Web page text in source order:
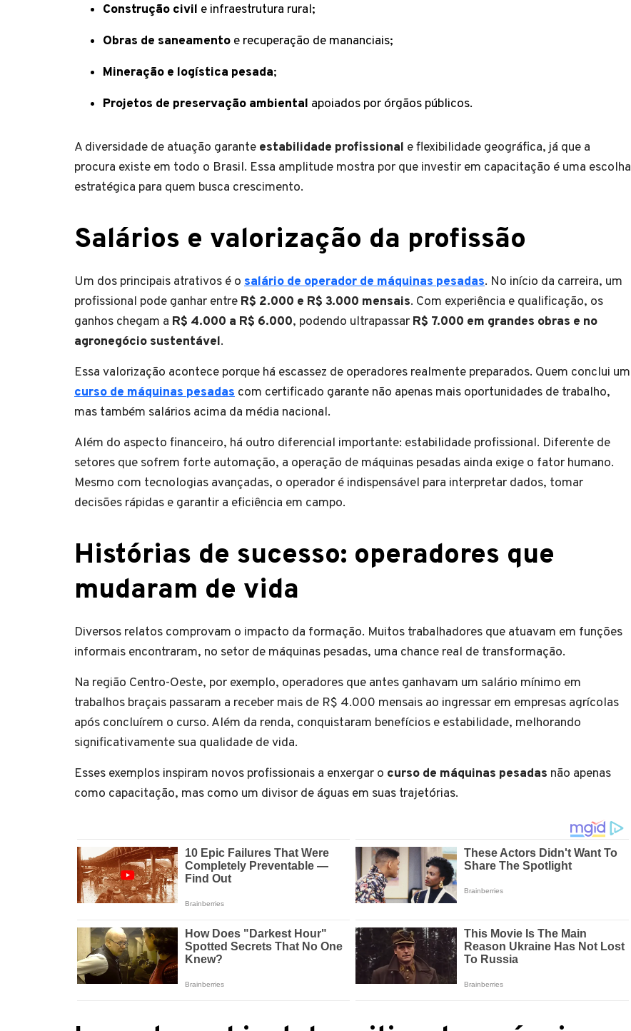
Construção civil e infraestrutura rural;
Obras de saneamento e recuperação de mananciais;
Mineração e logística pesada;
Projetos de preservação ambiental apoiados por órgãos públicos.
A diversidade de atuação garante estabilidade profissional e flexibilidade geográfica, já que a
procura existe em todo o Brasil. Essa amplitude mostra por que investir em capacitação é uma escolha
estratégica para quem busca crescimento.
Salários e valorização da profissão
Um dos principais atrativos é o salário de operador de máquinas pesadas. No início da carreira, um
profissional pode ganhar entre R$ 2.000 e R$ 3.000 mensais. Com experiência e qualificação, os
ganhos chegam a R$ 4.000 a R$ 6.000, podendo ultrapassar R$ 7.000 em grandes obras e no
agronegócio sustentável.
Essa valorização acontece porque há escassez de operadores realmente preparados. Quem conclui um
curso de máquinas pesadas com certificado garante não apenas mais oportunidades de trabalho,
mas também salários acima da média nacional.
Além do aspecto financeiro, há outro diferencial importante: estabilidade profissional. Diferente de
setores que sofrem forte automação, a operação de máquinas pesadas ainda exige o fator humano.
Mesmo com tecnologias avançadas, o operador é indispensável para interpretar dados, tomar
decisões rápidas e garantir a eficiência em campo.
Histórias de sucesso: operadores que
mudaram de vida
Diversos relatos comprovam o impacto da formação. Muitos trabalhadores que atuavam em funções
informais encontraram, no setor de máquinas pesadas, uma chance real de transformação.
Na região Centro-Oeste, por exemplo, operadores que antes ganhavam um salário mínimo em
trabalhos braçais passaram a receber mais de R$ 4.000 mensais ao ingressar em empresas agrícolas
após concluírem o curso. Além da renda, conquistaram benefícios e estabilidade, melhorando
significativamente sua qualidade de vida.
Esses exemplos inspiram novos profissionais a enxergar o curso de máquinas pesadas não apenas
como capacitação, mas como um divisor de águas em suas trajetórias.